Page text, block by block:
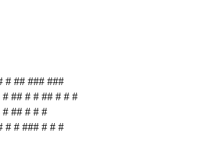
# ## ### ###
## # # ## # # #
# ## # # #
# # ### # # #